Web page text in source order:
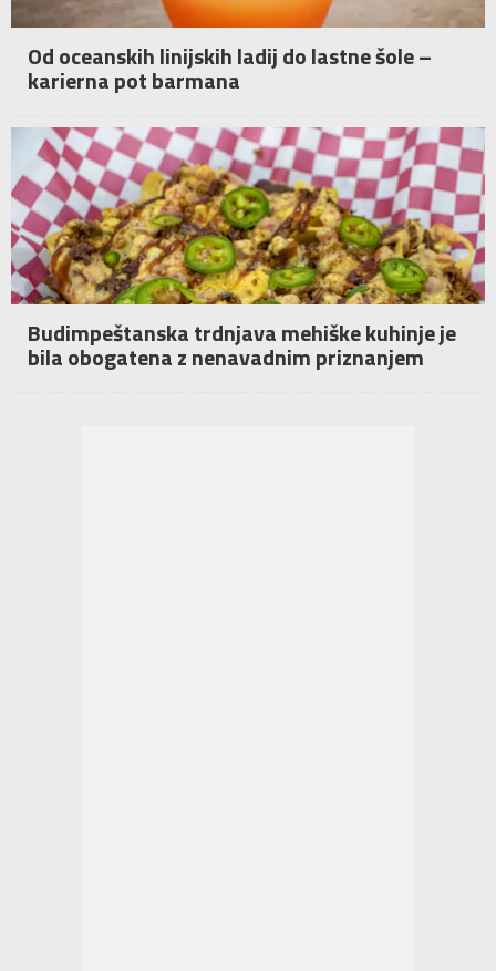
Od oceanskih linijskih ladij do lastne šole –
karierna pot barmana
Budimpeštanska trdnjava mehiške kuhinje je
bila obogatena z nenavadnim priznanjem